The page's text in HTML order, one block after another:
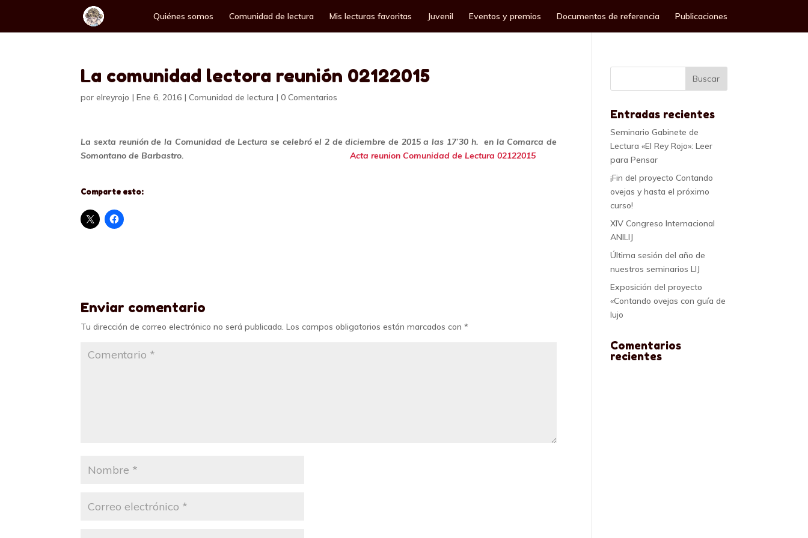
Quiénes somos Comunidad de lectura Mis lecturas favoritas Juvenil Eventos y premios Documentos de referencia Publicaciones
La comunidad lectora reunión 02122015
porelreyrojo |Ene 6, 2016 |Comunidad de lectura |0 Comentarios
La sexta reunión de la Comunidad de Lectura se celebró el 2 de diciembre de 2015 a las 17’30 h. en la Comarca de
Somontano de Barbastro.Acta reunion Comunidad de Lectura 02122015
Comparte esto:
Enviar comentario
Tu dirección de correo electrónico no será publicada. Los campos obligatorios están marcados con*
Entradas recientes
Seminario Gabinete de
Lectura «El Rey Rojo»: Leer
para Pensar
¡Fin del proyecto Contando
ovejas y hasta el próximo
curso!
XIV Congreso Internacional
ANILIJ
Última sesión del año de
nuestros seminarios LIJ
Exposición del proyecto
«Contando ovejas con guía de
lujo
Comentarios
recientes